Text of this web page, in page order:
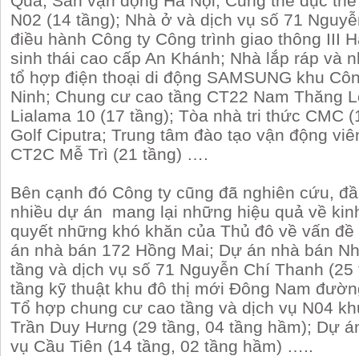
N02 (14 tầng); Nhà ở và dịch vụ số 71
điều hành Công ty Công trình giao thông III
sinh thái cao cấp An Khánh; Nhà lắp ráp và
tổ hợp điện thoại di động SAMSUNG khu
Ninh; Chung cư cao tầng CT22 Nam Thăng
Lialama 10 (17 tầng); Tòa nhà tri thức CMC
Golf Ciputra; Trung tâm đào tạo vận động
CT2C Mễ Trì (21 tầng) ….
Bên cạnh đó Công ty cũng đã nghiên cứu,
nhiều dự án mang lại những hiệu quả về
quyết những khó khăn của Thủ đô về vấn
án nhà bán 172 Hồng Mai; Dự án nhà bán
tầng và dịch vụ số 71 Nguyễn Chí Thanh
tầng kỹ thuật khu đô thị mới Đông Nam
Tổ hợp chung cư cao tầng và dịch vụ N04
Trần Duy Hưng (29 tầng, 04 tầng hầm); Dự
vụ Cầu Tiên (14 tầng, 02 tầng hầm) …..